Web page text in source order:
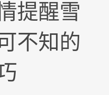
提醒雪
不知的